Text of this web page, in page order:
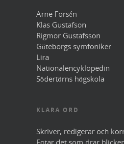
Arne Forsén
Klas Gustafson
Rigmor Gustafsson
Göteborgs symfoniker
Lira
Nationalencyklopedin
Södertörns högskola
KLARA ORD
Skriver, redigerar och
Fotar det som drar